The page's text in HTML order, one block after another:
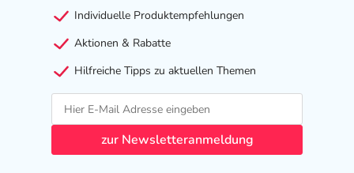
Individuelle Produktempfehlungen
Aktionen & Rabatte
Hilfreiche Tipps zu aktuellen Themen
zur Newsletteranmeldung